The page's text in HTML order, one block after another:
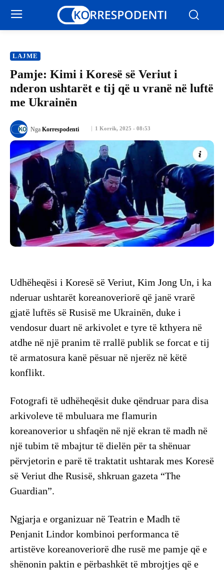
LAJME
Pamje: Kimi i Koresë së Veriut i
nderon ushtarët e tij që u vranë në luftë
me Ukrainën
1 Korrik, 2025 - 08:53
Nga Korrespodenti
Udhëheqësi i Koresë së Veriut, Kim Jong Un, i ka
nderuar ushtarët koreanoveriorë që janë vrarë
gjatë luftës së Rusisë me Ukrainën, duke i
vendosur duart në arkivolet e tyre të kthyera në
atdhe në një pranim të rrallë publik se forcat e tij
të armatosura kanë pësuar në njerëz në këtë
konflikt.
Fotografi të udhëheqësit duke qëndruar para disa
arkivoleve të mbuluara me flamurin
koreanoverior u shfaqën në një ekran të madh në
një tubim të mbajtur të dielën për ta shënuar
përvjetorin e parë të traktatit ushtarak mes Koresë
së Veriut dhe Rusisë, shkruan gazeta “The
Guardian”.
Ngjarja e organizuar në Teatrin e Madh të
Penjanit Lindor kombinoi performanca të
artistëve koreanoveriorë dhe rusë me pamje që e
shënonin paktin e përbashkët të mbrojtjes që e